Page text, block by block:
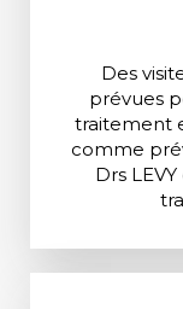
Des
prévues
traitement
comme
Drs